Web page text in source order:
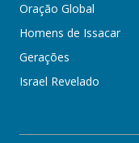
Oração Global
Homens de Issacar
Gerações
Israel Revelado